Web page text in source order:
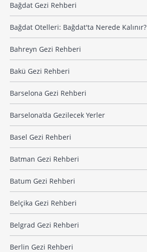
Bağdat Gezi Rehberi
Bağdat Otelleri: Bağdat'ta Nerede Kalınır?
Bahreyn Gezi Rehberi
Bakü Gezi Rehberi
Barselona Gezi Rehberi
Barselona’da Gezilecek Yerler
Basel Gezi Rehberi
Batman Gezi Rehberi
Batum Gezi Rehberi
Belçika Gezi Rehberi
Belgrad Gezi Rehberi
Berlin Gezi Rehberi